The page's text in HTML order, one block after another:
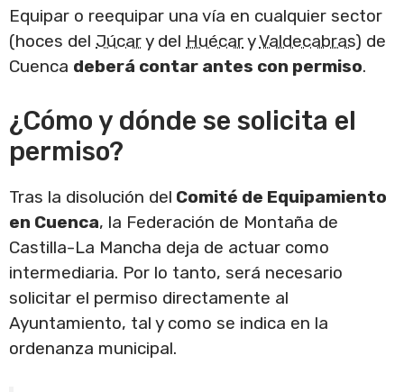
Equipar o reequipar una vía en cualquier sector
(hoces del Júcary del HuécaryValdecabras) de
Cuenca deberá contar antes con permiso.
¿Cómo y dónde se solicita el
permiso?
Tras la disolución del Comité de Equipamiento
en Cuenca, la Federación de Montaña de
Castilla-La Mancha deja de actuar como
intermediaria. Por lo tanto, será necesario
solicitar el permiso directamente al
Ayuntamiento, tal y como se indica en la
ordenanza municipal.